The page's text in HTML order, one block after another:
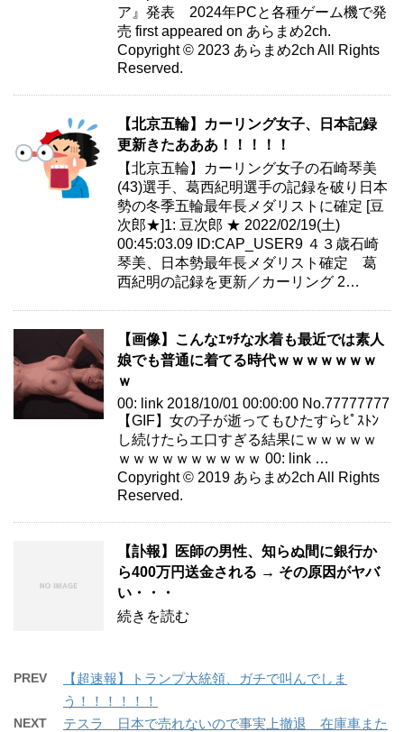
ア』発表 2024年PCと各種ゲーム機で発
売 first appeared on あらまめ2ch.
Copyright © 2023 あらまめ2ch All Rights
Reserved.
【北京五輪】カーリング女子、日本記録
更新きたあああ！！！！！
【北京五輪】カーリング女子の石崎琴美
(43)選手、葛西紀明選手の記録を破り日本
勢の冬季五輪最年長メダリストに確定 [豆
次郎★]1: 豆次郎 ★ 2022/02/19(土)
00:45:03.09 ID:CAP_USER9 ４３歳石崎
琴美、日本勢最年長メダリスト確定 葛
西紀明の記録を更新／カーリング 2…
【画像】こんなｴｯﾁな水着も最近では素人
娘でも普通に着てる時代ｗｗｗｗｗｗｗ
ｗ
00: link 2018/10/01 00:00:00 No.77777777
【GIF】女の子が逝ってもひたすらﾋﾟｽﾄﾝ
し続けたらエ口すぎる結果にｗｗｗｗｗ
ｗｗｗｗｗｗｗｗｗｗ 00: link …
Copyright © 2019 あらまめ2ch All Rights
Reserved.
【訃報】医師の男性、知らぬ間に銀行か
ら400万円送金される → その原因がヤバ
い・・・
続きを読む
PREV
【超速報】トランプ大統領、ガチで叫んでしま
う！！！！！！
NEXT
テスラ 日本で売れないので事実上撤退 在庫車また